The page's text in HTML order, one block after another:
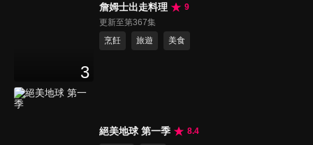
3
詹姆士出走料理
9
更新至第367集
烹飪
旅遊 美食
絕美地球 第一季 8.4